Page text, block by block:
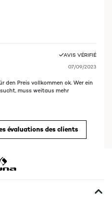
AVIS VÉRIFIÉ
07/09/2023
den Preis vollkommen ok. Wer ein
muss weitaus mehr
évaluations des clients